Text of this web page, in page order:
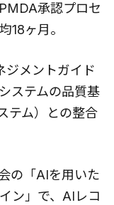
承認プロセ
18ヶ月。
ジメントガイド
ステムの品質基
テム）との整合
の「AIを用いた
ン」で、AIレコ